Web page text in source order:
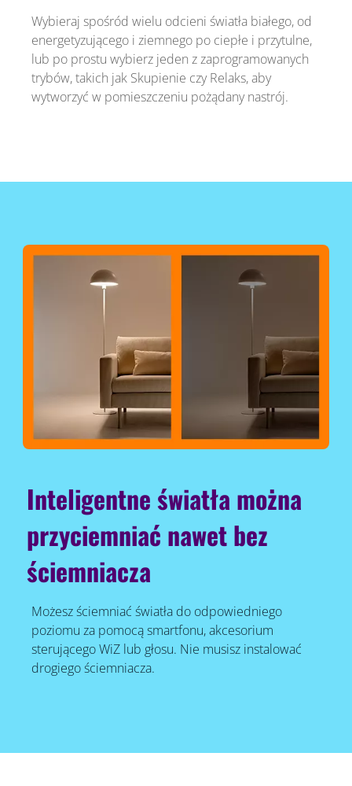
Wybieraj spośród wielu odcieni światła białego, od
energetyzującego i ziemnego po ciepłe i przytulne,
lub po prostu wybierz jeden z zaprogramowanych
trybów, takich jak Skupienie czy Relaks, aby
wytworzyć w pomieszczeniu pożądany nastrój.
Inteligentne światła można
przyciemniać nawet bez
ściemniacza
Możesz ściemniać światła do odpowiedniego
poziomu za pomocą smartfonu, akcesorium
sterującego WiZ lub głosu. Nie musisz instalować
drogiego ściemniacza.